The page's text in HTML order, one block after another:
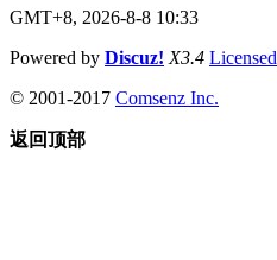
GMT+8, 2026-8-8 10:33
Powered by Discuz! X3.4 Licensed
© 2001-2017 Comsenz Inc.
返回顶部